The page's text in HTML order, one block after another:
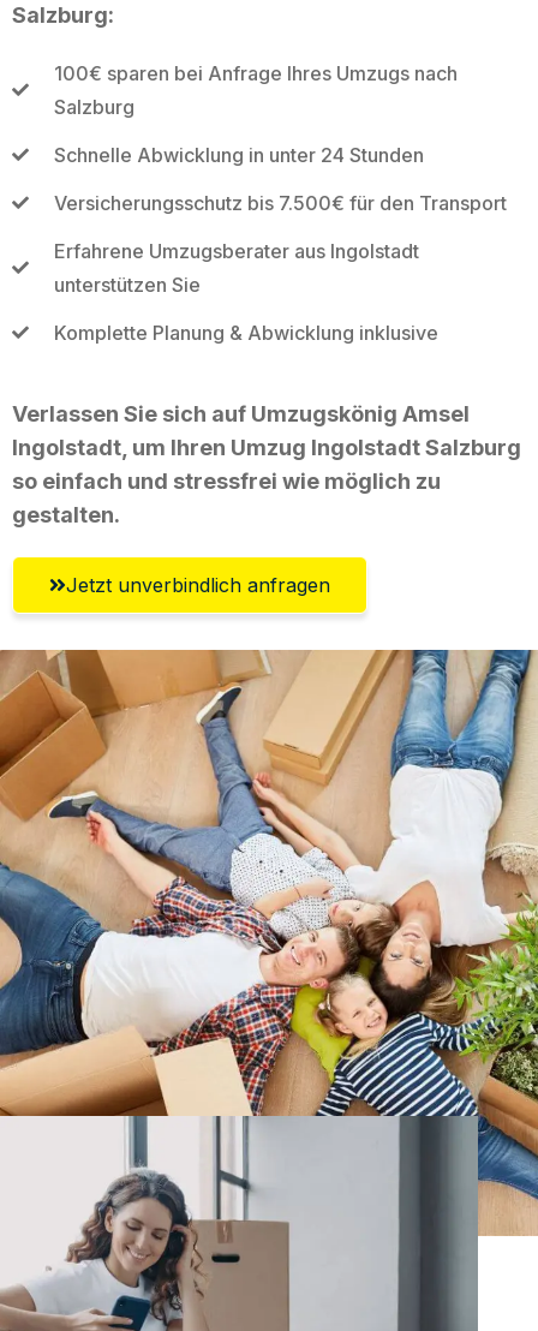
Salzburg:
100€ sparen bei Anfrage Ihres Umzugs nach
Salzburg
Schnelle Abwicklung in unter 24 Stunden
Versicherungsschutz bis 7.500€ für den Transport
Erfahrene Umzugsberater aus Ingolstadt
unterstützen Sie
Komplette Planung & Abwicklung inklusive
Verlassen Sie sich auf Umzugskönig Amsel
Ingolstadt, um Ihren Umzug Ingolstadt Salzburg
so einfach und stressfrei wie möglich zu
gestalten.
Jetzt unverbindlich anfragen